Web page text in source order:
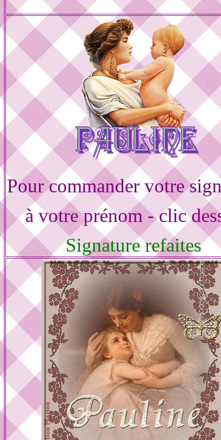
Pour commander votre
à votre prénom - clic
Signature refaites